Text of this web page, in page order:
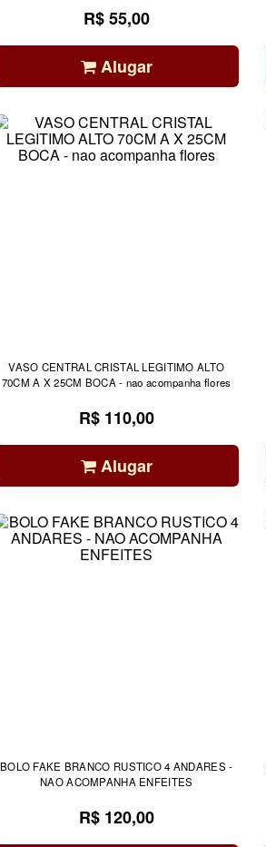
R$ 55,00
Alugar
VASO CENTRAL CRISTAL LEGITIMO ALTO
70CM A X 25CM BOCA - nao acompanha flores
R$ 110,00
Alugar
BOLO FAKE BRANCO RUSTICO 4 ANDARES -
NAO ACOMPANHA ENFEITES
R$ 120,00